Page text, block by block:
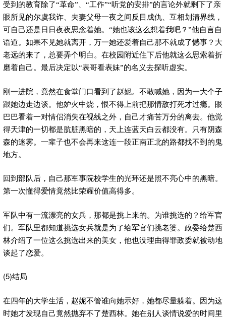
受到的教育除了“革命”、“工作”“听党的安排”的言论外就剩下了亲
眼所见的尔虞我诈、夫妻父母一夜之间反目成仇、互相划清界线，
可自己还是日日夜夜思念着她。“她也该这么想着我吧？”他自言自
语道。如果不见她就离开，万一她还爱着自己那不就成了憾事？大
老远的来了，总要弄个明白。在校园附近住下后他就这么思索着折
磨着自己。最后决定以“表哥看表妹”的名义去探听虚实。
刚一进院，竟然在食堂门口看到了赵妮。不敢喊她，因为一大个子
跟她边走边谈。他妒火中烧，恨不得上前把那情敌打死才过瘾。眼
巴巴看着一对情侣消失在视线之外，自己才痛苦万分的离去。他觉
得天津的一切都是肮脏黑暗的，天上连蓝天白云都没有。只有阴森
森的迷雾。一辈子也不会再来这连一段正南正北的路都找不到的鬼
地方。
回到部队后，自己那军事院校学生的光环还是照不亮心中的黑暗。
第一次懂得爱情竟然比荣耀价值高得多。
军队中有一流漂亮的女兵，那都是挑上来的。为谁挑选的？给军官
们。军队里都知道挑选女兵就是为了给军官们挑老婆。政委给楚西
林介绍了一位这么挑选出来的美女，他也没理由得罪政委就被动地
谈起了恋爱。
(5)结局
在四年的大学生活，赵妮不管谁向她示好，她都尽量躲着。因为这
时她才发现自己竟然抛弃不了楚西林。她在别人谈情说爱的时间里